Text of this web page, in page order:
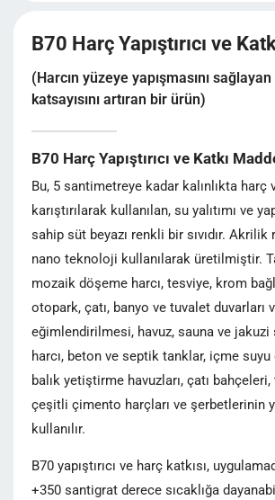
B70 Harç Yapıştırıcı ve
(Harcın yüzeye yapışmasını
katsayısını artıran bir ürün)
B70 Harç Yapıştırıcı ve Katkı
Bu, 5 santimetreye kadar kalınlıkta harç
karıştırılarak kullanılan, su yalıtımı ve
sahip süt beyazı renkli bir sıvıdır. Akrilik
nano teknoloji kullanılarak üretilmiştir.
mozaik döşeme harcı, tesviye, krom
otopark, çatı, banyo ve tuvalet duvarları
eğimlendirilmesi, havuz, sauna ve jakuzi
harcı, beton ve septik tanklar, içme suyu
balık yetiştirme havuzları, çatı
çeşitli çimento harçları ve şerbetlerinin
kullanılır.
B70 yapıştırıcı ve harç katkısı,
+350 santigrat derece sıcaklığa